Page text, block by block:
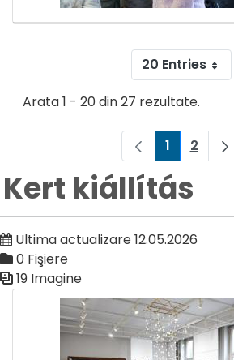
20 Entries
Arata 1 - 20 din 27 rezultate.
Pagina
1 Pagina
2
Kert kiállítás
Ultima actualizare 12.05.2026
0 Fişiere
19 Imagine
Galerie media